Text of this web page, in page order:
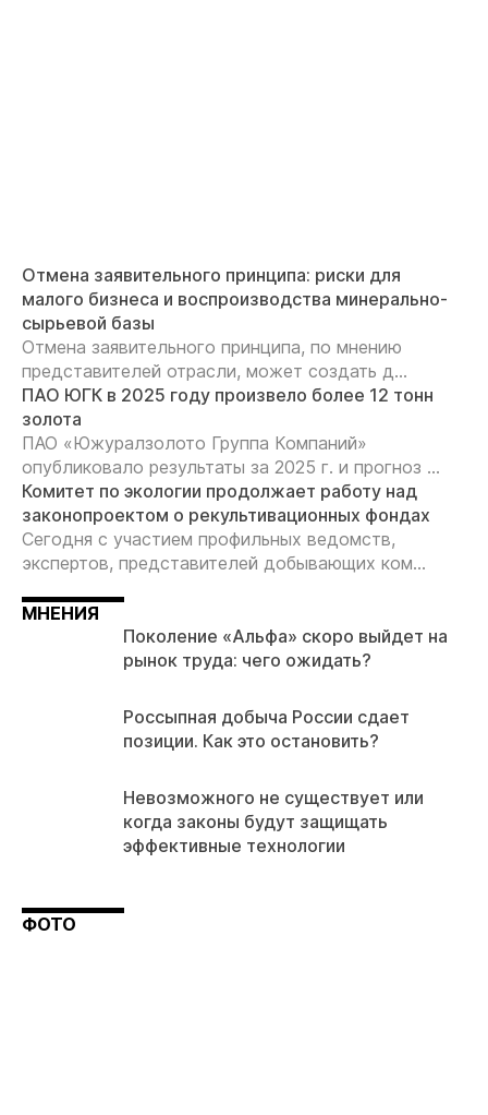
Отмена заявительного принципа: риски для
малого бизнеса и воспроизводства минерально-
сырьевой базы
Отмена заявительного принципа, по мнению
представителей отрасли, может создать д...
ПАО ЮГК в 2025 году произвело более 12 тонн
золота
ПАО «Южуралзолото Группа Компаний»
опубликовало результаты за 2025 г. и прогноз ...
Комитет по экологии продолжает работу над
законопроектом о рекультивационных фондах
Сегодня с участием профильных ведомств,
экспертов, представителей добывающих ком...
МНЕНИЯ
Поколение «Альфа» скоро выйдет на
рынок труда: чего ожидать?
Россыпная добыча России сдает
позиции. Как это остановить?
Невозможного не существует или
когда законы будут защищать
эффективные технологии
ФОТО